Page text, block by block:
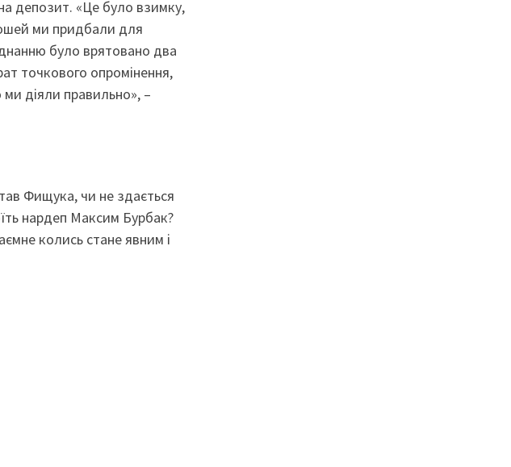
депозит. «Це було взимку,
ми придбали для
було врятовано два
точкового опромінення,
діяли правильно», –
Фищука, чи не здається
нардеп Максим Бурбак?
колись стане явним і